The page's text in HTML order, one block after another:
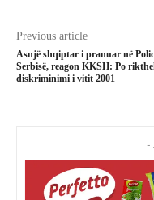
Previous article
Asnjë shqiptar i pranuar në
Serbisë, reagon KKSH: Po
diskriminimi i vitit 2001
-